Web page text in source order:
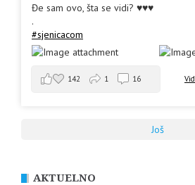
Đe sam ovo, šta se vidi? ♥️♥️♥️
.
#sjenicacom
142 1 16
Još
AKTUELNO